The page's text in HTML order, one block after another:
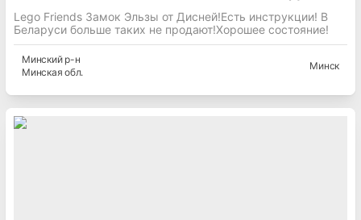
Lego Friends Замок Эльзы от Дисней!Есть инструкции! В
Беларуси больше таких не продают!Хорошее состояние!
Минскийр-н
Минская обл.
Минск